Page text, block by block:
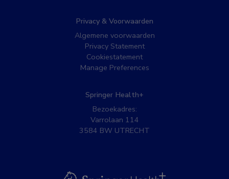
Privacy & Voorwaarden
Algemene voorwaarden
Privacy Statement
Cookiestatement
Manage Preferences
Springer Health+
Bezoekadres:
Varrolaan 114
3584 BW UTRECHT